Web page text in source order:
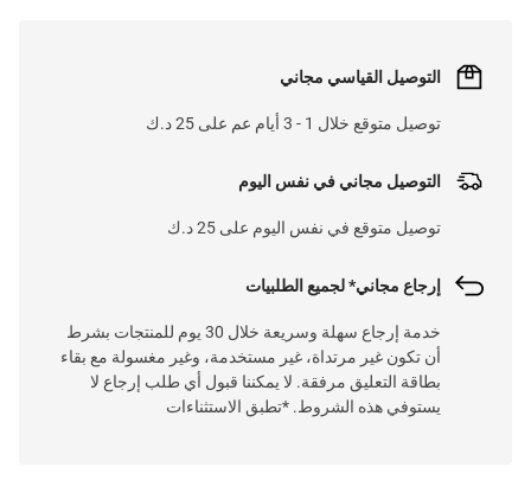
التوصيل القياسي مجاني
توصيل متوقع خلال 1 - 3 أيام عم على 25 د.ك
التوصيل مجاني في نفس اليوم
توصيل متوقع في نفس اليوم على 25 د.ك
إرجاع مجاني* لجميع الطلبيات
خدمة إرجاع سهلة وسريعة خلال 30 يوم للمنتجات بشرط
أن تكون غير مرتداة، غير مستخدمة، وغير مغسولة مع بقاء
بطاقة التعليق مرفقة. لا يمكننا قبول أي طلب إرجاع لا
يستوفي هذه الشروط. *تطبق الاستثناءات